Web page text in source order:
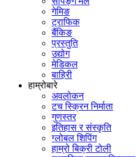
गेमिङ
ट्राफिक
बैंकिङ
प्रस्तुति
उद्योग
मेडिकल
बाहिरी
हाम्रोबारे
अवलोकन
टच स्क्रिन निर्माता
गुणस्तर
इतिहास र संस्कृति
ग्लोबल शिपिंग
हाम्रो बिक्री टोली